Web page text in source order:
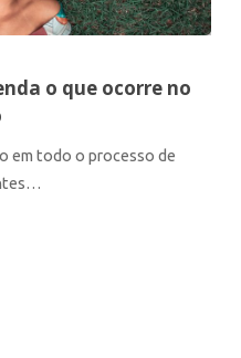
o que ocorre no
em todo o processo de